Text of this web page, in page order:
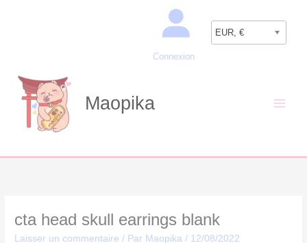
Connexion
EUR, €
Maopika
cta head skull earrings blank
Laisser un commentaire / Par Maopika/ 12/08/2022
Recherche